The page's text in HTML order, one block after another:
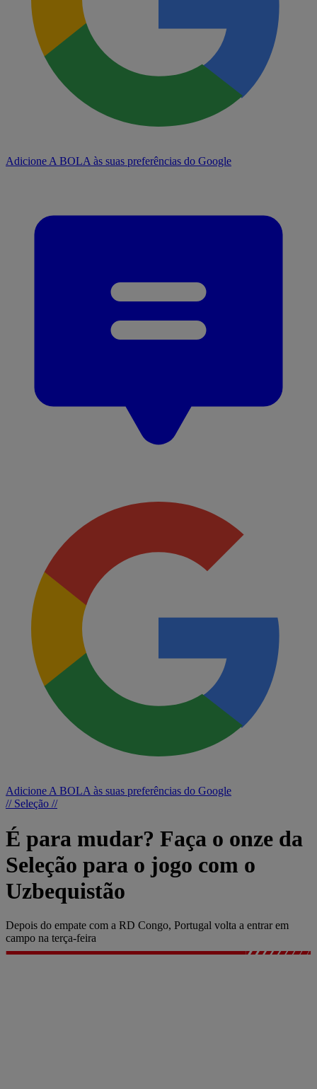
Adicione A BOLA às suas preferências do Google
Adicione A BOLA às suas preferências do Google
// Seleção //
É para mudar? Faça o onze da
Seleção para o jogo com o
Uzbequistão
Depois do empate com a RD Congo, Portugal volta a entrar em
campo na terça-feira